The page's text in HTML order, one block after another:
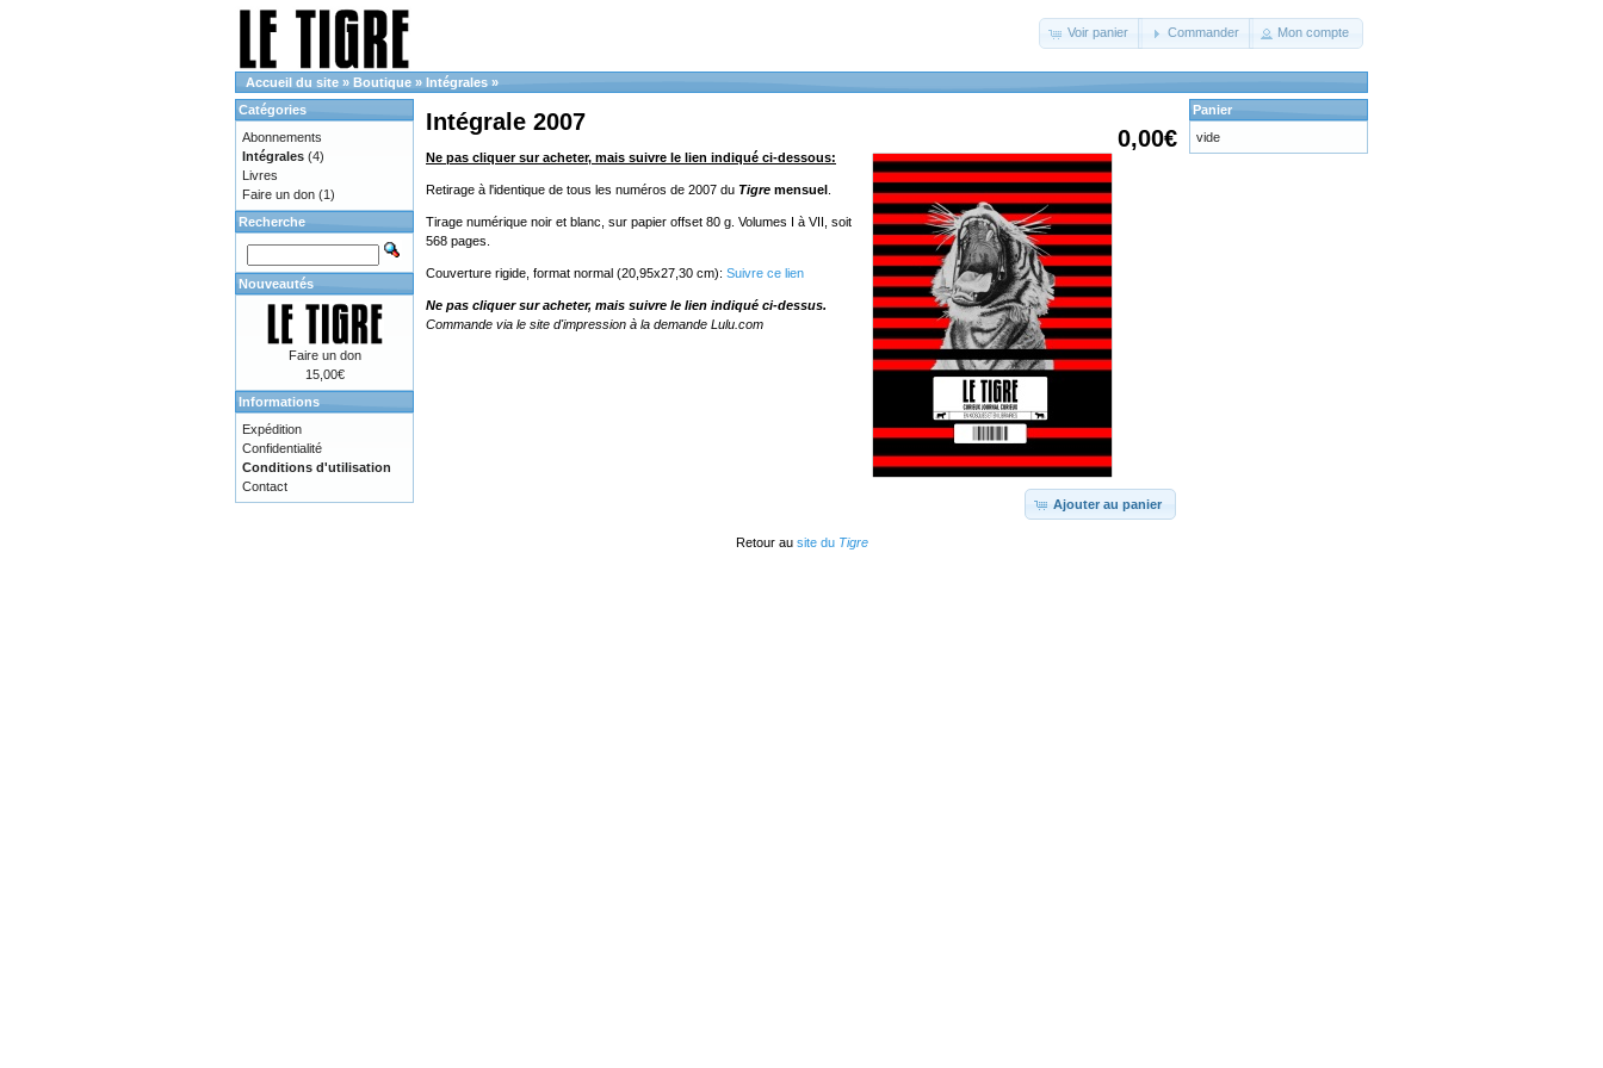
Voir panier Commander Mon compte
Accueil du site » Boutique » Intégrales »
0,00€
Intégrale 2007
Ne pas cliquer sur acheter, mais suivre le lien indiqué ci-dessous:
Retirage à l'identique de tous les numéros de 2007 du Tigre mensuel
Tirage numérique noir et blanc, sur papier offset 80 g. Volumes I à VII, soit
568 pages.
Couverture rigide, format normal (20,95x27,30 cm): Suivre ce lien
Ne pas cliquer sur acheter, mais suivre le lien indiqué ci-dessus.
Commande via le site d'impression à la demande Lulu.com
Ajouter au panier
Catégories
Abonnements
Intégrales (4)
Livres
Faire un don (1)
Recherche
Nouveautés
Faire un don
15,00€
Informations
Expédition
Confidentialité
Conditions d'utilisation
Contact
Panier
vide
Retour au site du Tigre